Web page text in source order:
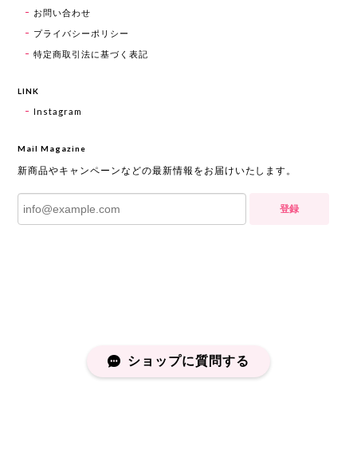
お問い合わせ
プライバシーポリシー
特定商取引法に基づく表記
LINK
Instagram
Mail Magazine
新商品やキャンペーンなどの最新情報をお届けいたします。
登録
ショップに質問する